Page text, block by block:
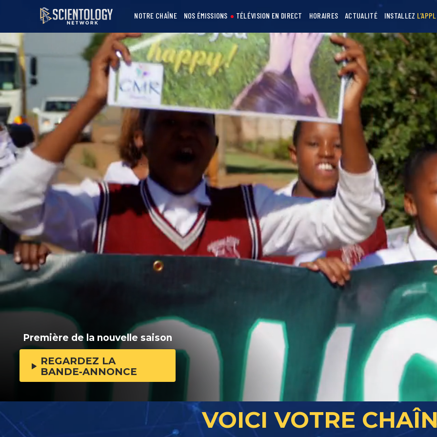
NOTRE CHAÎNE NOS ÉMISSIONS TÉLÉVISION EN DIRECT HORAIRES ACTUALITÉ INSTALLEZ
Première de la nouvelle saison
REGARDEZ LA
BANDE‑ANNONCE
VOICI VOTRE